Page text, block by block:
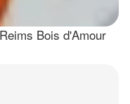
Bois d'Amour